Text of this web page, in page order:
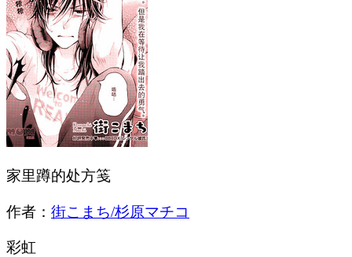
家里蹲的处方笺
作者： 街こまち/杉原マチコ
彩虹